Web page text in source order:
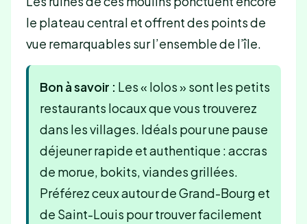
le plateau central et offrent des points de
vue remarquables sur l’ensemble de l’île.
Bon à savoir : Les « lolos » sont les petits
restaurants locaux que vous trouverez
dans les villages. Idéals pour une pause
déjeuner rapide et authentique : accras
de morue, bokits, viandes grillées.
Préférez ceux autour de Grand-Bourg et
de Saint-Louis pour trouver facilement